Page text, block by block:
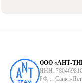
ООО «АНТ-
ИНН:
РФ, г. Санкт-